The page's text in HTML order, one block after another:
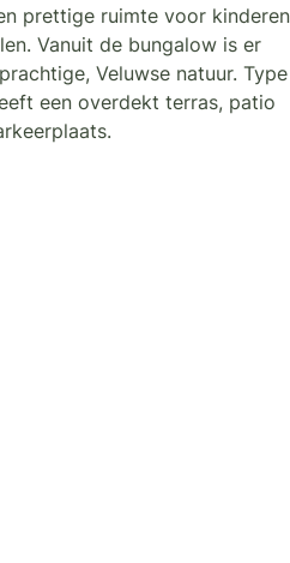
prettige ruimte voor kinderen
Vanuit de bungalow is er
Veluwse natuur. Type
een overdekt terras, patio